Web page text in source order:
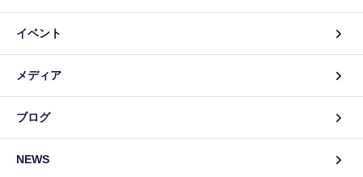
イベント
メディア
ブログ
NEWS